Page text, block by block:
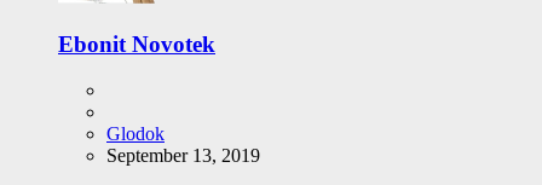
Ebonit Novotek
Glodok
September 13, 2019